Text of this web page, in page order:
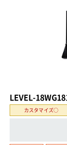
LEVEL-
カスタマイズ○